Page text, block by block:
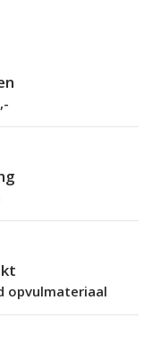
opvulmateriaal